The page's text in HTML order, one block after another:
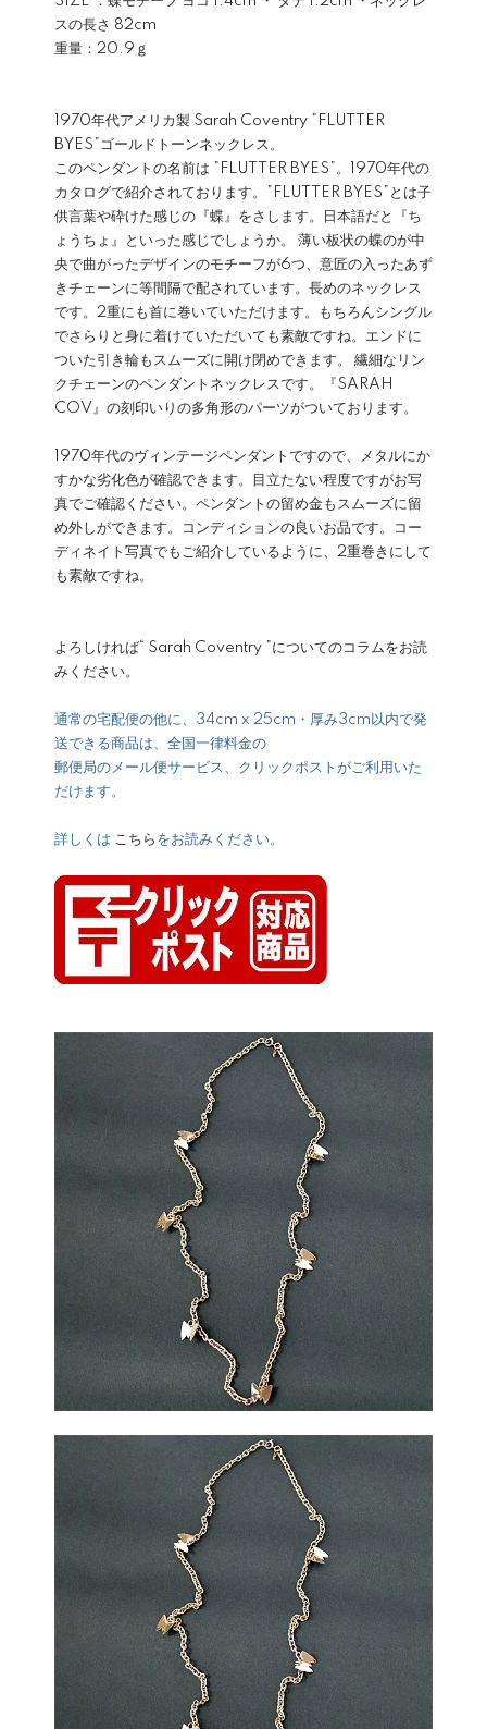
スの長さ 82cm
重量：20.9ｇ
1970年代アメリカ製 Sarah Coventry ”FLUTTER
BYES”ゴールドトーンネックレス。
このペンダントの名前は ”FLUTTER BYES”。1970年代の
カタログで紹介されております。”FLUTTER BYES”とは子
供言葉や砕けた感じの『蝶』をさします。日本語だと『ち
ょうちょ』といった感じでしょうか。 薄い板状の蝶のが中
央で曲がったデザインのモチーフが6つ、意匠の入ったあず
きチェーンに等間隔で配されています。長めのネックレス
です。2重にも首に巻いていただけます。もちろんシングル
でさらりと身に着けていただいても素敵ですね。エンドに
ついた引き輪もスムーズに開け閉めできます。 繊細なリン
クチェーンのペンダントネックレスです。『SARAH
COV』の刻印いりの多角形のパーツがついております。
1970年代のヴィンテージペンダントですので、メタルにか
すかな劣化色が確認できます。目立たない程度ですがお写
真でご確認ください。ペンダントの留め金もスムーズに留
め外しができます。コンディションの良いお品です。コー
ディネイト写真でもご紹介しているように、2重巻きにして
も素敵ですね。
よろしければ “ Sarah Coventry ”についてのコラムをお読
みください。
通常の宅配便の他に、34cm x 25cm・厚み3cm以内で発
送できる商品は、全国一律料金の
郵便局のメール便サービス、クリックポストがご利用いた
だけます。
詳しくは こちら をお読みください。